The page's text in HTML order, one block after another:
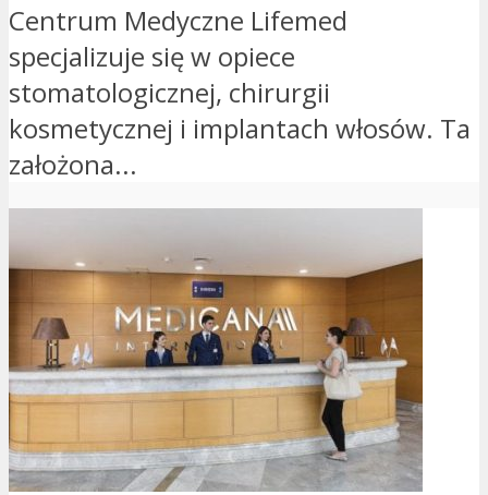
Centrum Medyczne Lifemed
specjalizuje się w opiece
stomatologicznej, chirurgii
kosmetycznej i implantach włosów. Ta
założona...